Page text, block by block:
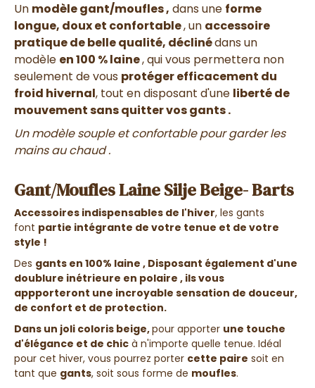
Un modèle gant/moufles , dans une forme
longue, doux et confortable, un accessoire
pratique de belle qualité, déclinédans un
modèle en 100 % laine, qui vous permettera non
seulement de vous protéger efficacement du
froid hivernal, tout en disposant d'une liberté de
mouvement sans quitter vos gants .
Un modèle souple et confortable pour garder les
mains au chaud .
Gant/Moufles Laine Silje Beige- Barts
Accessoires indispensables de l'hiver, les gants
font partie intégrante de votre tenue et de votre
style !
Des gants en 100% laine , Disposant également d'une
doublure inétrieure en polaire , ils vous
appporteront une incroyable sensation de douceur,
de confort et de protection.
Dans un joli coloris beige,pour apporter une touche
d'élégance et de chic à n'importe quelle tenue. Idéal
pour cet hiver, vous pourrez porter cette paire soit en
tant que gants, soit sous forme de moufles.